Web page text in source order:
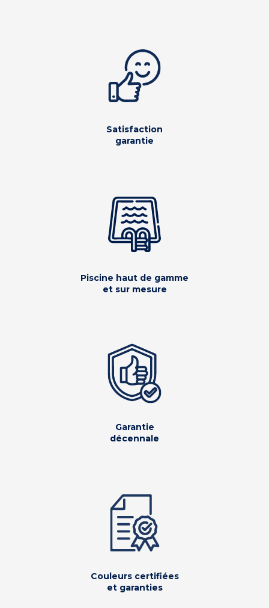
Satisfaction
garantie
Piscine haut de gamme
et sur mesure
Garantie
décennale
Couleurs certifiées
et garanties